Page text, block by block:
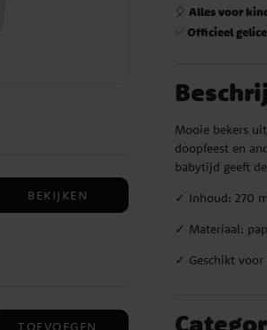
BEKIJKEN
TOEVOEGEN
🎈Alles voor
✅Officieel
Mooie bekers
doopfeest en
babytijd geeft
✓ Inhoud: 270
✓ Materiaal:
✓ Geschikt voor